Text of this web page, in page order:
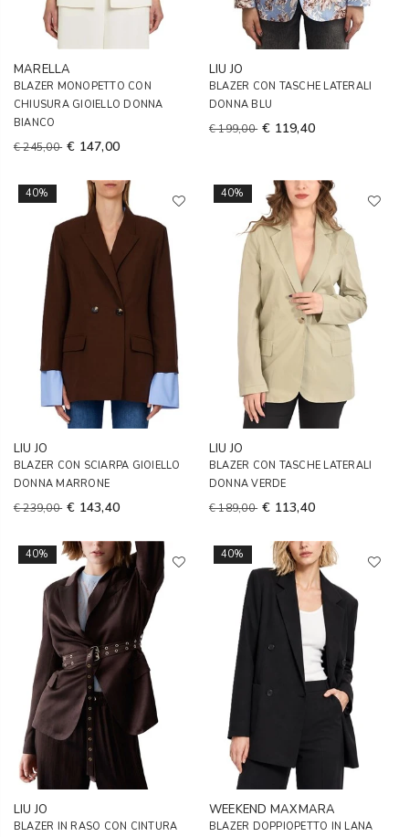
MARELLA
BLAZER MONOPETTO CON
CHIUSURA GIOIELLO DONNA
BIANCO
€ 245,00 € 147,00
LIU JO
BLAZER CON TASCHE LATERALI
DONNA BLU
€ 199,00 € 119,40
40%
LIU JO
BLAZER CON SCIARPA GIOIELLO
DONNA MARRONE
€ 239,00 € 143,40
40%
LIU JO
BLAZER CON TASCHE LATERALI
DONNA VERDE
€ 189,00 € 113,40
40%
LIU JO
BLAZER IN RASO CON CINTURA
40%
WEEKEND MAXMARA
BLAZER DOPPIOPETTO IN LANA